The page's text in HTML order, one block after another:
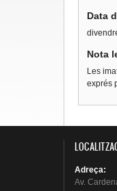
Data
Nota
Les
exprés
Adreça:
Av.